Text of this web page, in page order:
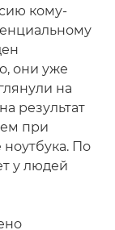
кому-
они уже
на
результат
при
По
у людей